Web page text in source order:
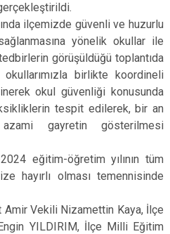
ilçemizde güvenli ve huzurlu
yönelik okullar ile
görüşüldüğü toplantıda
okullarımızla birlikte koordineli
okul güvenliği konusunda
tespit edilerek, bir an
gayretin gösterilmesi
eğitim-öğretim yılının tüm
hayırlı olması temennisinde
Vekili Nizamettin Kaya, İlçe
YILDIRIM, İlçe Milli Eğitim